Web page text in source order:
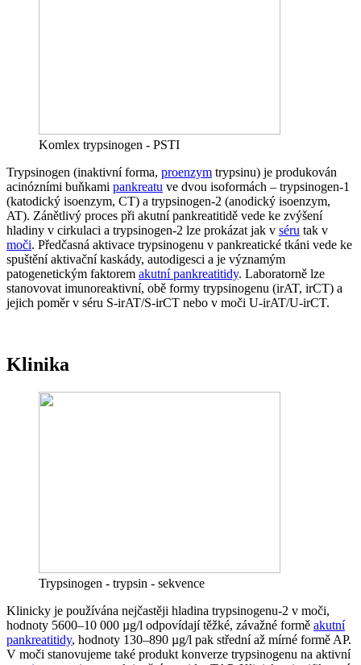
Komlex trypsinogen - PSTI
Trypsinogen (inaktivní forma, proenzym trypsinu) je produkován
acinózními buňkami pankreatu ve dvou isoformách – trypsinogen-1
(katodický isoenzym, CT) a trypsinogen-2 (anodický isoenzym,
AT). Zánětlivý proces při akutní pankreatitidě vede ke zvýšení
hladiny v cirkulaci a trypsinogen-2 lze prokázat jak v séru tak v
moči. Předčasná aktivace trypsinogenu v pankreatické tkáni vede ke
spuštění aktivační kaskády, autodigesci a je významým
patogenetickým faktorem akutní pankreatitidy. Laboratorně lze
stanovovat imunoreaktivní, obě formy trypsinogenu (irAT, irCT) a
jejich poměr v séru S-irAT/S-irCT nebo v moči U-irAT/U-irCT.
Klinika
Trypsinogen - trypsin - sekvence
Klinicky je používána nejčastěji hladina trypsinogenu-2 v moči,
hodnoty 5600–10 000 µg/l odpovídají těžké, závažné formě akutní
pankreatitidy, hodnoty 130–890 µg/l pak střední až mírné formě AP.
V moči stanovujeme také produkt konverze trypsinogenu na aktivní